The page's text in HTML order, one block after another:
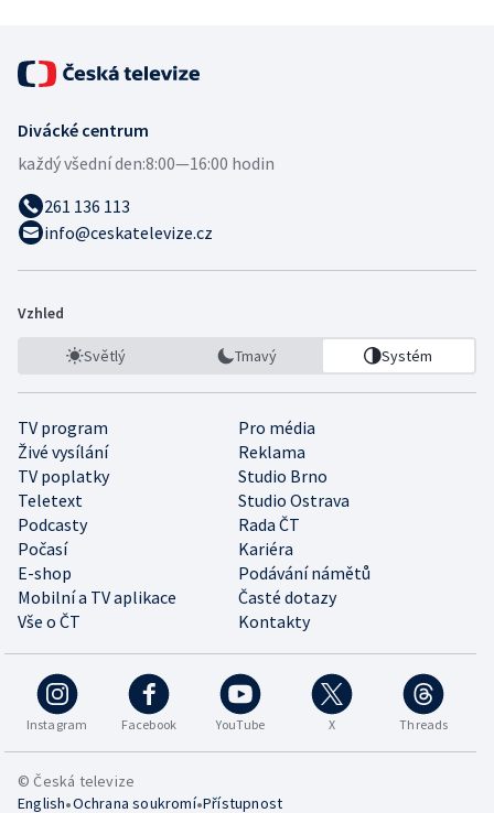
Divácké centrum
každý všední den:8:00—16:00 hodin
261 136 113
info@ceskatelevize.cz
Vzhled
Světlý Tmavý Systém
TV program
Pro média
Živé vysílání
Reklama
TV poplatky
Studio Brno
Teletext
Studio Ostrava
Podcasty
Rada ČT
Počasí
Kariéra
E-shop
Podávání námětů
Mobilní a TV aplikace
Časté dotazy
Vše o ČT
Kontakty
Instagram Facebook YouTube X Threads
© Česká televize
English•Ochrana soukromí•Přístupnost